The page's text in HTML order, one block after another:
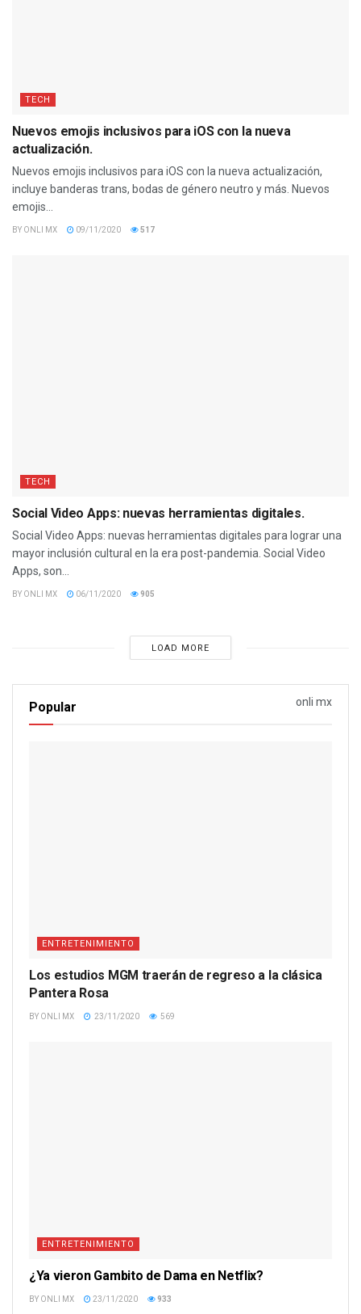
TECH
Nuevos emojis inclusivos para iOS con la nueva
actualización.
Nuevos emojis inclusivos para iOS con la nueva actualización,
incluye banderas trans, bodas de género neutro y más. Nuevos
emojis...
BY ONLI MX 09/11/2020 517
TECH
Social Video Apps: nuevas herramientas digitales.
Social Video Apps: nuevas herramientas digitales para lograr una
mayor inclusión cultural en la era post-pandemia. Social Video
Apps, son...
BY ONLI MX 06/11/2020 905
LOAD MORE
Popular onli mx
ENTRETENIMIENTO
Los estudios MGM traerán de regreso a la clásica
Pantera Rosa
BY ONLI MX 23/11/2020 569
ENTRETENIMIENTO
¿Ya vieron Gambito de Dama en Netflix?
BY ONLI MX 23/11/2020 933